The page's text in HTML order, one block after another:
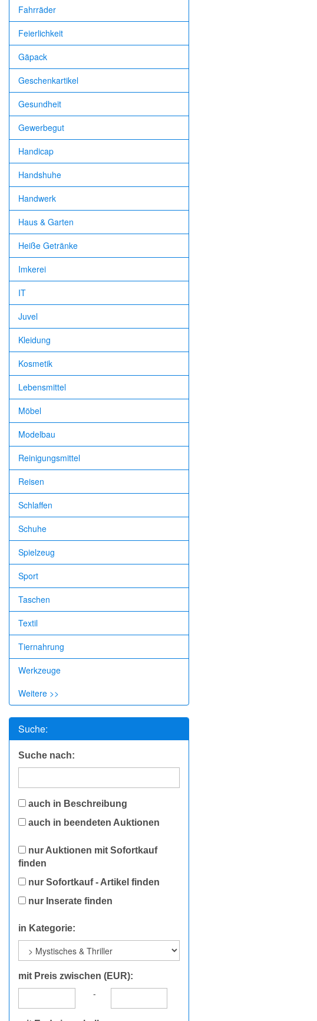
Fahrräder
Feierlichkeit
Gäpack
Geschenkartikel
Gesundheit
Gewerbegut
Handicap
Handshuhe
Handwerk
Haus & Garten
Heiße Getränke
Imkerei
IT
Juvel
Kleidung
Kosmetik
Lebensmittel
Möbel
Modelbau
Reinigungsmittel
Reisen
Schlaffen
Schuhe
Spielzeug
Sport
Taschen
Textil
Tiernahrung
Werkzeuge
Weitere >>
Suche:
Suche nach:
auch in Beschreibung
auch in beendeten Auktionen
nur Auktionen mit Sofortkauf
finden
nur Sofortkauf - Artikel finden
nur Inserate finden
in Kategorie:
mit Preis zwischen (EUR):
-